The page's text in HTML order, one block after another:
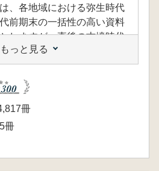
、各地域における弥生時代
前期末の一括性の高い資料
しますが、直後の古墳時代
いても言及するようにしま
の弥生時代から継続して存
地系土器群の消長を整理し
して、伝統的Ⅴ様式系・庄
山陰系( 東九州などでは西
もっと見る
冊
冊